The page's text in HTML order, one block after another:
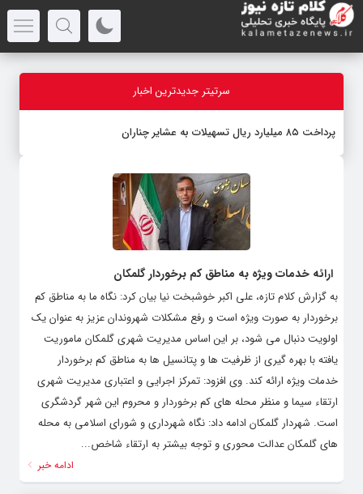
سرتیتر جدیدترین اخبار
پرداخت ۸۵ میلیارد ریال تسهیلات به عشایر چناران
ارائه خدمات ویژه به مناطق کم برخوردار گلمکان
به گزارش کلام تازه، علی اکبر خوشبخت نیا بیان کرد: نگاه ما به مناطق کم
برخوردار به صورت ویژه است و رفع مشکلات شهروندان عزیز به عنوان یک
اولویت دنبال می شود، بر این اساس مدیریت شهری گلمکان ماموریت
یافته با بهره گیری از ظرفیت ها و پتانسیل ها به مناطق کم برخوردار
خدمات ویژه ارائه کند. وی افزود: تمرکز اجرایی و اعتباری مدیریت شهری
ارتقاء سیما و منظر محله های کم برخوردار و محروم این شهر گردشگری
است. شهردار گلمکان ادامه داد: نگاه شهرداری و شورای اسلامی به محله
های گلمکان عدالت محوری و توجه بیشتر به ارتقاء شاخص...
ادامه خبر